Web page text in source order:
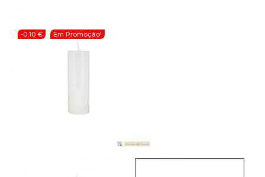
Em Promoção!
-0,10 €